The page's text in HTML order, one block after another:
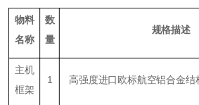
物料
名称
数
量
规格描述
主机
框架
1 高强度进口欧标航空铝合金结